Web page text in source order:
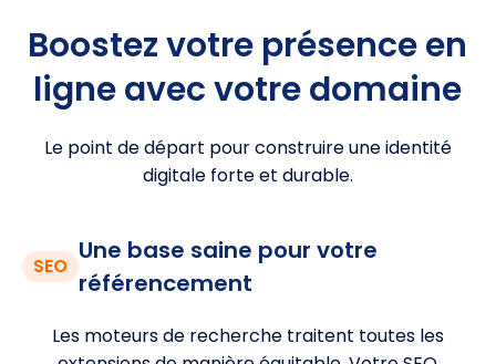
Boostez votre présence en
ligne avec votre domaine
Le point de départ pour construire une identité
digitale forte et durable.
SEO
Une base saine pour votre
référencement
Les moteurs de recherche traitent toutes les